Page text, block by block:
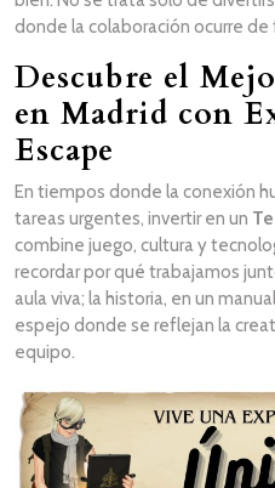
donde la colaboración ocurre de
Descubre el
en Madrid con
Escape
En tiempos donde la conexión
tareas urgentes, invertir en un
combine juego, cultura y
recordar por qué trabajamos
aula viva; la historia, en un
espejo donde se reflejan la
equipo.